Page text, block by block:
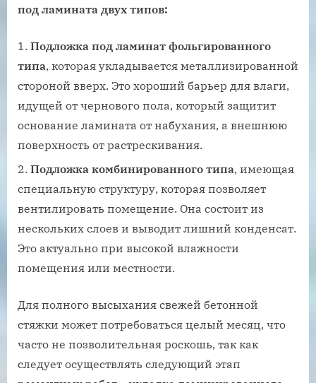
под ламината двух типов:
Подложка под ламинат фольгированного
типа, которая укладывается металлизированной
стороной вверх. Это хороший барьер для влаги,
идущей от чернового пола, который защитит
основание ламината от набухания, а внешнюю
поверхность от растрескивания.
Подложка комбинированного типа, имеющая
специальную структуру, которая позволяет
вентилировать помещение. Она состоит из
нескольких слоев и выводит лишний конденсат.
Это актуально при высокой влажности
помещения или местности.
Для полного высыхания свежей бетонной
стяжки может потребоваться целый месяц, что
часто не позволительная роскошь, так как
следует осуществлять следующий этап